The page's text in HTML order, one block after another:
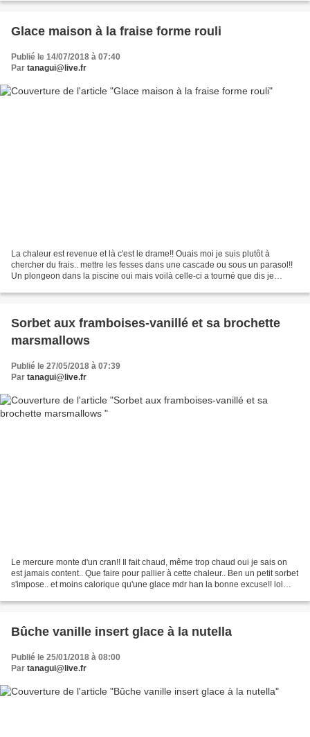
Glace maison à la fraise forme rouli
Publié le 14/07/2018 à 07:40
Par tanagui@live.fr
La chaleur est revenue et là c'est le drame!! Ouais moi je suis plutôt à
chercher du frais.. mettre les fesses dans une cascade ou sous un parasol!!
Un plongeon dans la piscine oui mais voilà celle-ci a tourné que dis je
Sorbet aux framboises-vanillé et sa brochette
marsmallows
Publié le 27/05/2018 à 07:39
Par tanagui@live.fr
Le mercure monte d'un cran!! Il fait chaud, même trop chaud oui je sais on
est jamais content.. Que faire pour pallier à cette chaleur.. Ben un petit sorbet
s'impose.. et moins calorique qu'une glace mdr han la bonne excuse!! lol
Bûche vanille insert glace à la nutella
Publié le 25/01/2018 à 08:00
Par tanagui@live.fr